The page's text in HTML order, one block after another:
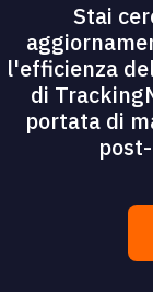
Stai
l'efficienza
di
portata di